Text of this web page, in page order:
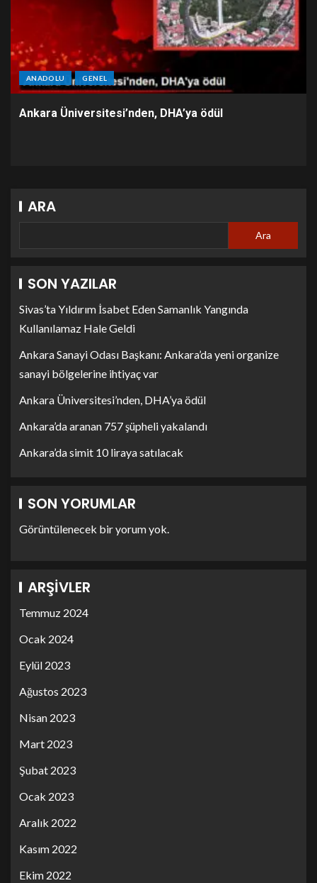
ANADOLU GENEL
Ankara Üniversitesi’nden, DHA’ya ödül
ARA
Ara
SON YAZILAR
Sivas’ta Yıldırım İsabet Eden Samanlık Yangında
Kullanılamaz Hale Geldi
Ankara Sanayi Odası Başkanı: Ankara’da yeni organize
sanayi bölgelerine ihtiyaç var
Ankara Üniversitesi’nden, DHA’ya ödül
Ankara’da aranan 757 şüpheli yakalandı
Ankara’da simit 10 liraya satılacak
SON YORUMLAR
Görüntülenecek bir yorum yok.
ARŞIVLER
Temmuz 2024
Ocak 2024
Eylül 2023
Ağustos 2023
Nisan 2023
Mart 2023
Şubat 2023
Ocak 2023
Aralık 2022
Kasım 2022
Ekim 2022